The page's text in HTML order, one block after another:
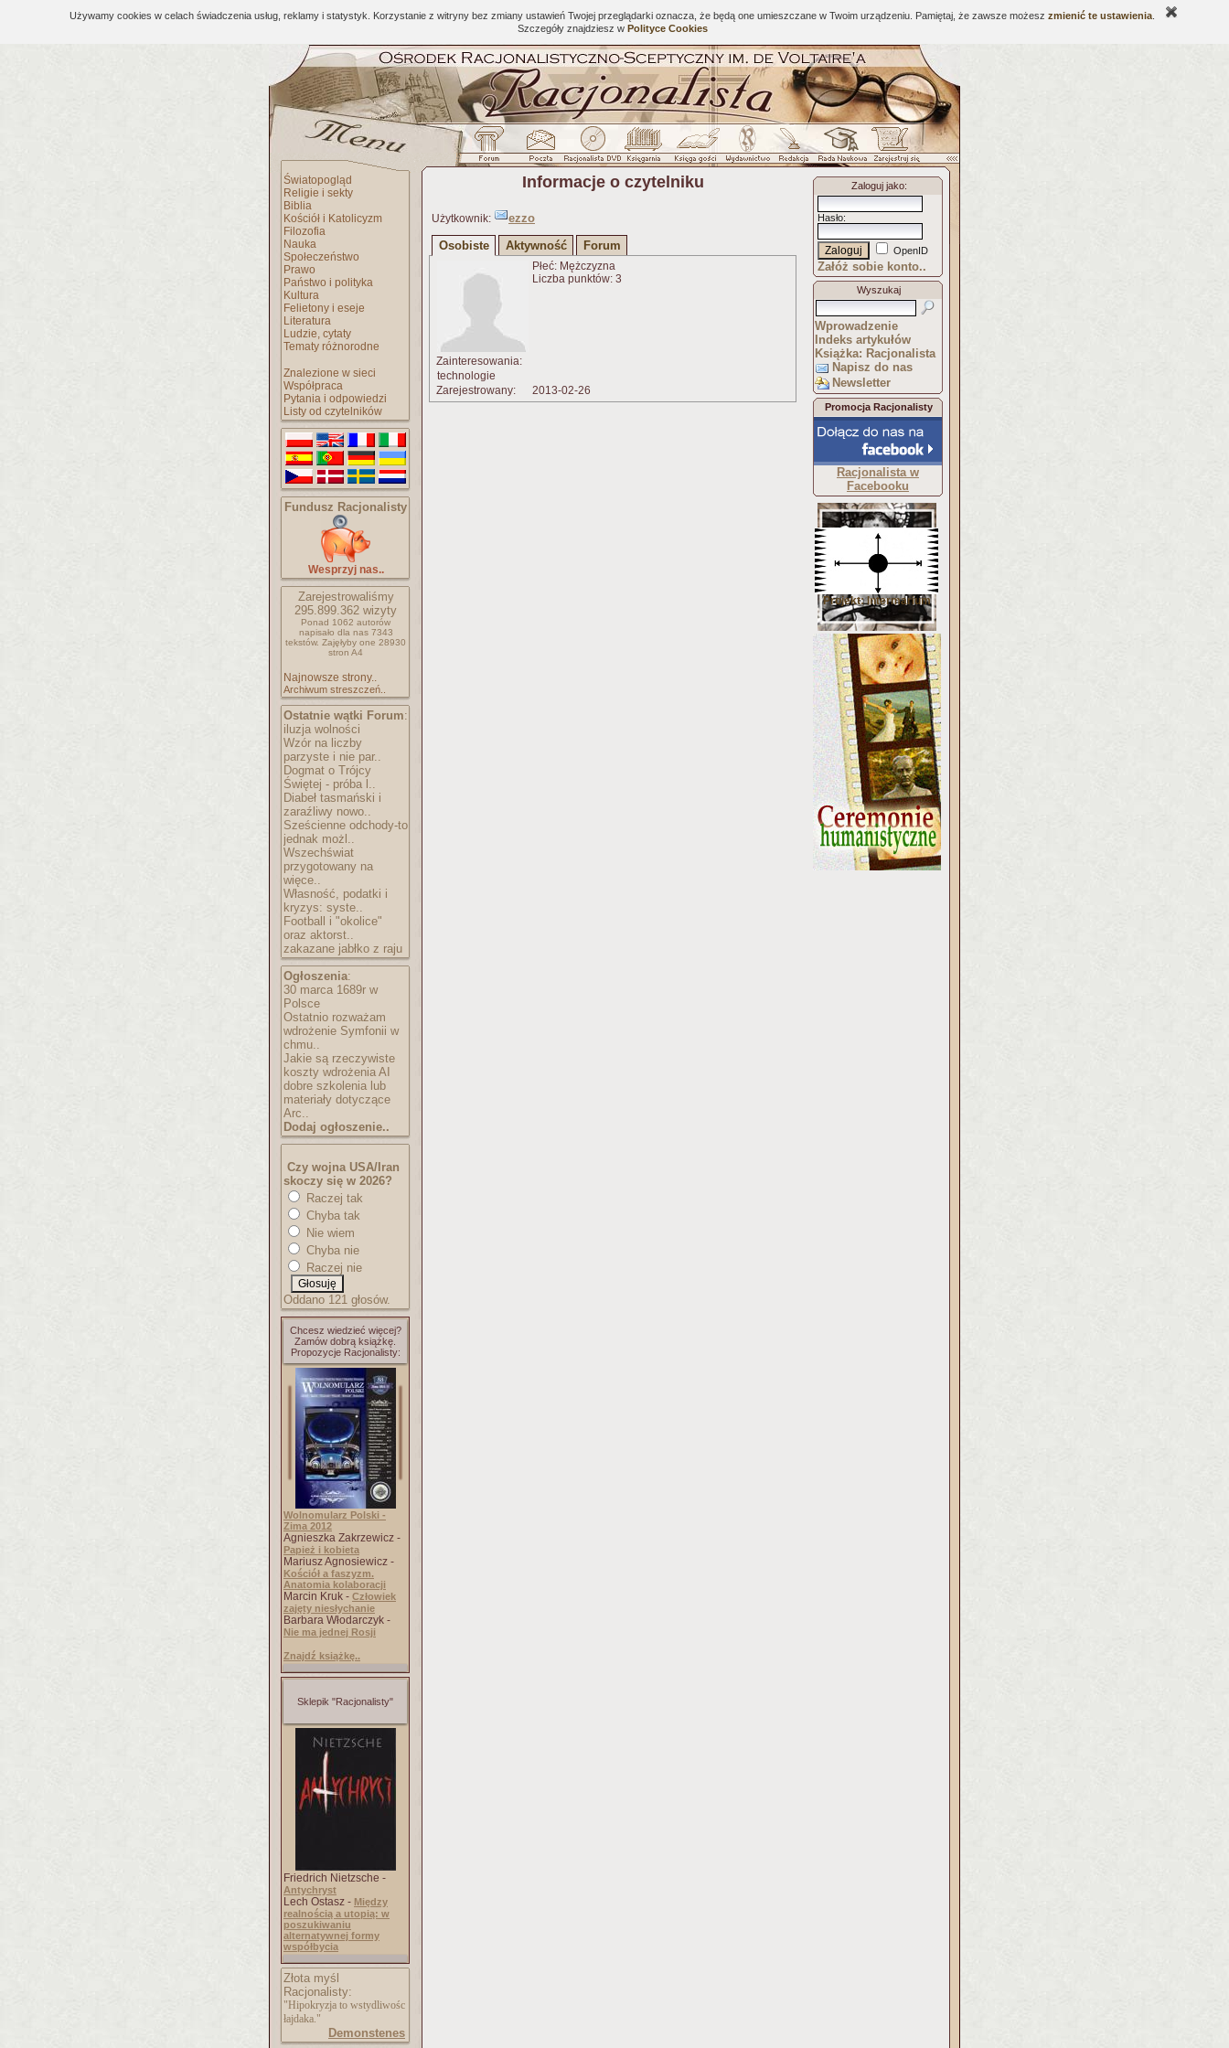
Używamy cookies w celach świadczenia usług, reklamy i statystyk. Korzystanie z witryny bez zmiany ustawień Twojej przeglądarki oznacza, że będą one umieszczane w Twoim urządzeniu. Pamiętaj, że zawsze możesz zmienić te ustawienia
Szczegóły znajdziesz w Polityce Cookies
Światopogląd
Religie i sekty
Biblia
Kościół i Katolicyzm
Filozofia
Nauka
Społeczeństwo
Prawo
Państwo i polityka
Kultura
Felietony i eseje
Literatura
Ludzie, cytaty
Tematy różnorodne
Znalezione w sieci
Współpraca
Pytania i odpowiedzi
Listy od czytelników
Fundusz Racjonalisty
Wesprzyj nas..
Zarejestrowaliśmy
295.899.362 wizyty
Ponad 1062 autorów
napisało dla nas 7343
tekstów. Zajęłyby one 28930
stron A4
Najnowsze strony..
Archiwum streszczeń..
Ostatnie wątki Forum:
iluzja wolności
Wzór na liczby
parzyste i nie par..
Dogmat o Trójcy
Świętej - próba l..
Diabeł tasmański i
zaraźliwy nowo..
Sześcienne odchody-to
jednak możl..
Wszechświat
przygotowany na
więce..
Własność, podatki i
kryzys: syste..
Football i "okolice"
oraz aktorst..
zakazane jabłko z raju
Ogłoszenia:
30 marca 1689r w
Polsce
Ostatnio rozważam
wdrożenie Symfonii w
chmu..
Jakie są rzeczywiste
koszty wdrożenia AI
dobre szkolenia lub
materiały dotyczące
Arc..
Dodaj ogłoszenie..
Czy wojna USA/Iran
skoczy się w 2026?
Raczej tak
Chyba tak
Nie wiem
Chyba nie
Raczej nie
Oddano 121 głosów.
Chcesz wiedzieć więcej?
Zamów dobrą książkę.
Propozycje Racjonalisty:
Wolnomularz Polski -
Zima 2012
Agnieszka Zakrzewicz -
Papież i kobieta
Mariusz Agnosiewicz -
Kościół a faszyzm.
Anatomia kolaboracji
Marcin Kruk - Człowiek
zajęty niesłychanie
Barbara Włodarczyk -
Nie ma jednej Rosji
Znajdź książkę..
Sklepik "Racjonalisty"
Friedrich Nietzsche -
Antychryst
Lech Ostasz - Między
realnością a utopią: w
poszukiwaniu
alternatywnej formy
współbycia
Złota myśl
Racjonalisty:
"Hipokryzja to wstydliwośc
łajdaka."
Demonstenes
Informacje o czytelniku
Użytkownik:
ezzo
Osobiste
Aktywność Forum
Płeć: Mężczyzna
Liczba punktów: 3
Zainteresowania:
technologie
Zarejestrowany:
2013-02-26
Zaloguj jako:
Hasło:
OpenID
Załóż sobie konto..
Wyszukaj
Wprowadzenie
Indeks artykułów
Książka: Racjonalista
Napisz do nas
Newsletter
Promocja Racjonalisty
Racjonalista w
Facebooku